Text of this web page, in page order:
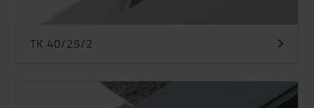
TK 40/25/2